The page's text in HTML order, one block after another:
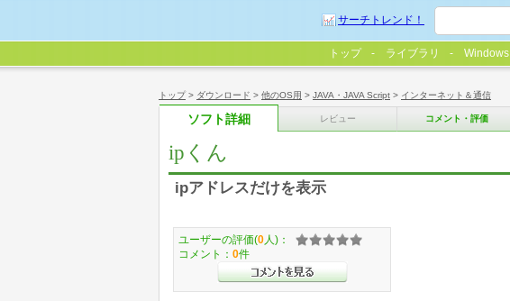
トップ> ダウンロード > 他のOS用 > JAVA・JAVA Script > インターネット＆通信
ソフト詳細 レビュー コメント・評価
ipくん
ipアドレスだけを表示
ユーザーの評価(0 人)：
コメント： 0件
サーチトレンド！
トップ ライブラリ Windows